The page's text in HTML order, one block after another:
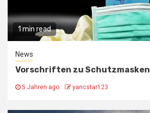
1 min read
News
Vorschriften zu Schutzmasken
5 Jahren ago yancstar123